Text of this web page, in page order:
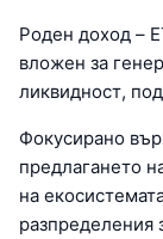
Роден доход –
вложен за
ликвидност,
Фокусирано
предлагането
на
разпределения